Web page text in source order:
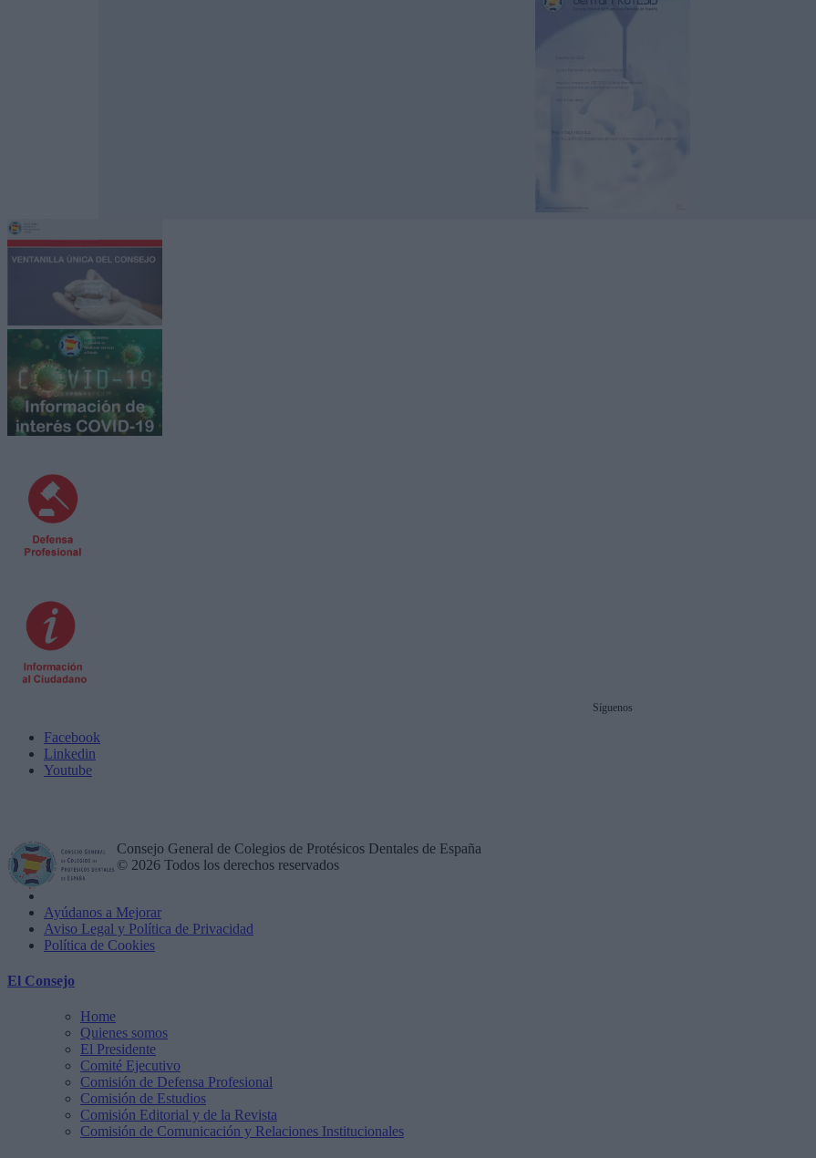
Síguenos
Facebook
Linkedin
Youtube
Consejo General de Colegios de Protésicos Dentales de España
© 2026 Todos los derechos reservados
Ayúdanos a Mejorar
Aviso Legal y Política de Privacidad
Política de Cookies
El Consejo
Home
Quienes somos
El Presidente
Comité Ejecutivo
Comisión de Defensa Profesional
Comisión de Estudios
Comisión Editorial y de la Revista
Comisión de Comunicación y Relaciones Institucionales